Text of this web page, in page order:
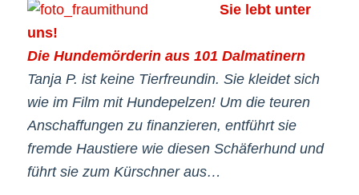
Sie lebt unter
uns!
Die Hundemörderin aus 101 Dalmatinern
Tanja P. ist keine Tierfreundin. Sie kleidet sich
wie im Film mit Hundepelzen! Um die teuren
Anschaffungen zu finanzieren, entführt sie
fremde Haustiere wie diesen Schäferhund und
führt sie zum Kürschner aus…